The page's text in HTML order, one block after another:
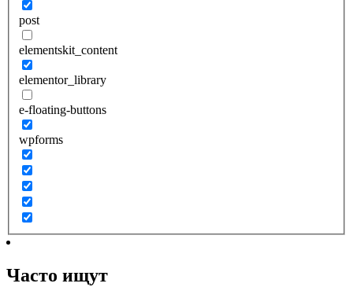
post
elementskit_content
elementor_library
e-floating-buttons
wpforms
Часто ищут